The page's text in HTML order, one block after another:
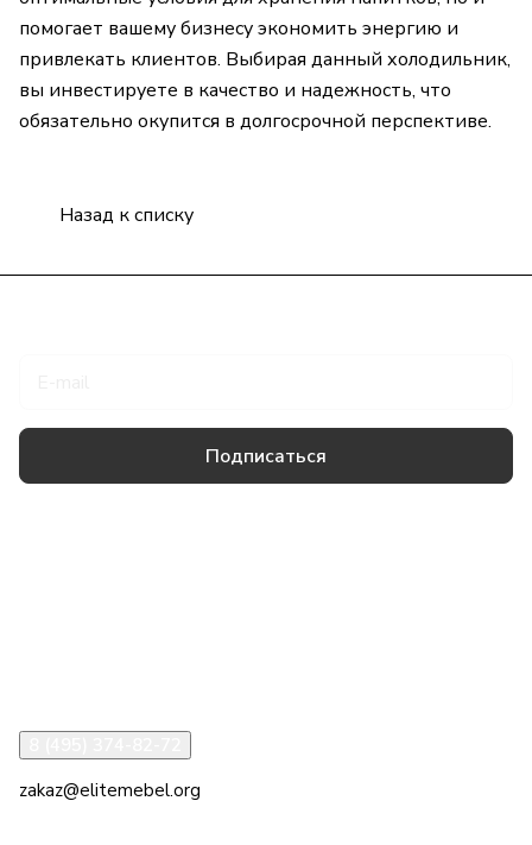
помогает вашему бизнесу экономить энергию и
привлекать клиентов. Выбирая данный холодильник,
вы инвестируете в качество и надежность, что
обязательно окупится в долгосрочной перспективе.
Назад к списку
Подписаться
zakaz@elitemebel.org